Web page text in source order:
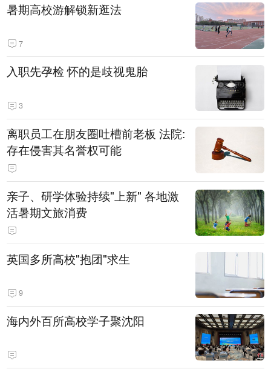
暑期高校游解锁新逛法
7
入职先孕检 怀的是歧视鬼胎
3
离职员工在朋友圈吐槽前老板 法院:
存在侵害其名誉权可能
亲子、研学体验持续"上新" 各地激
活暑期文旅消费
英国多所高校"抱团"求生
9
海内外百所高校学子聚沈阳